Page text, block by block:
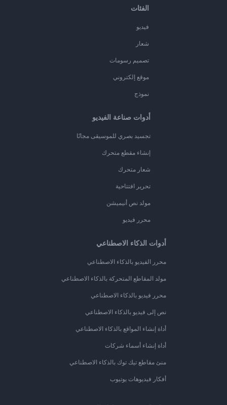
الفئات
فيديو
شعار
تصميم رسومات
موقع إلكتروني
نموذج
أدوات صناعة الفيديو
تجسيد بصري للموسيقى مجانًا
إنشاء مقطع متحرك
شعار متحرك
تحرير افتتاحية
مولد نص أنيميشن
محرر فيديو
أدوات الذكاء الاصطناعي
محرر الفيديو بالذكاء الاصطناعي
مولد المقاطع المتحركة بالذكاء الاصطناعي
محرر فيديو بالذكاء الاصطناعي
نص إلى فيديو بالذكاء الاصطناعي
أداة إنشاء المواقع بالذكاء الاصطناعي
أداة إنشاء أسماء شركات
منئ مقاطع تيك توك بالذكاء الاصطناعي
أفكار فيديوهات يوتيوب